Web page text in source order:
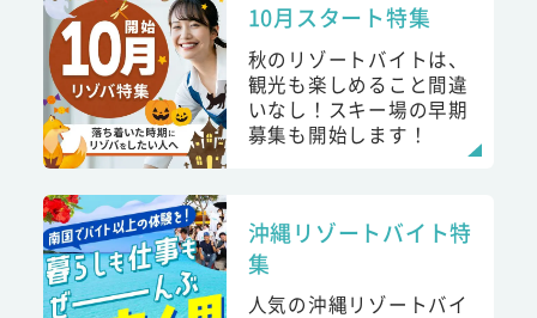
10月スタート特集
秋のリゾートバイトは、
観光も楽しめること間違
いなし！スキー場の早期
募集も開始します！
沖縄リゾートバイト特
集
人気の沖縄リゾートバイ